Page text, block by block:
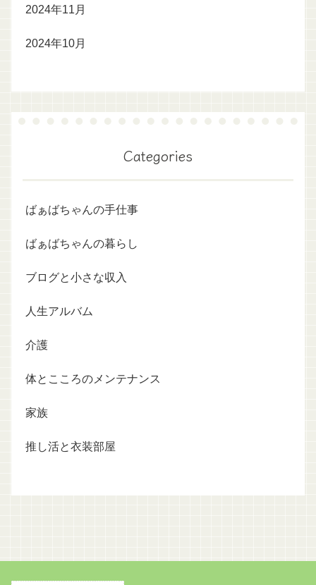
2024年11月
2024年10月
Categories
ばぁばちゃんの手仕事
ばぁばちゃんの暮らし
ブログと小さな収入
人生アルバム
介護
体とこころのメンテナンス
家族
推し活と衣装部屋